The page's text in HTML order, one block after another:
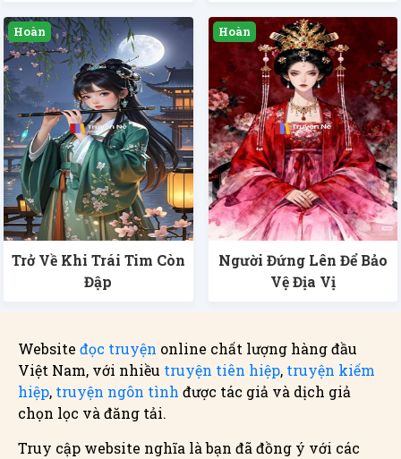
Trở Về Khi Trái Tim Còn
Đập
Người Đứng Lên Để Bảo
Vệ Địa Vị
Website đọc truyện online chất lượng hàng đầu
Việt Nam, với nhiều truyện tiên hiệp, truyện kiếm
hiệp, truyện ngôn tình được tác giả và dịch giả
chọn lọc và đăng tải.
Truy cập website nghĩa là bạn đã đồng ý với các